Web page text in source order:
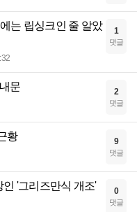
는 립싱크인 줄 알았
1
댓글
문 2
댓글
황 9
댓글
인 '그리즈만식 개조'
0
댓글